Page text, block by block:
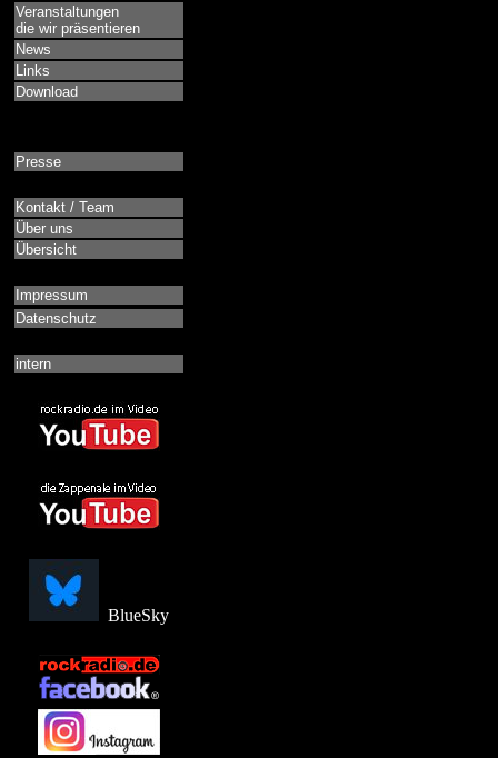
Veranstaltungen
die wir präsentieren
News
Links
Download
Presse
Kontakt / Team
Über uns
Übersicht
Impressum
Datenschutz
intern
BlueSky